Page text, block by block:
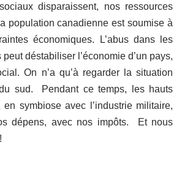
disparaissent, nos ressources
population canadienne est soumise à
économiques. L’abus dans les
déstabiliser l’économie d’un pays,
On n’a qu’à regarder la situation
sud. Pendant ce temps, les hauts
en symbiose avec l’industrie militaire,
dépens, avec nos impôts. Et nous